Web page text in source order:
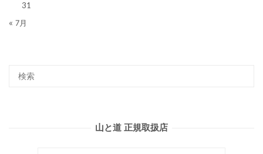
31
« 7月
山と道 正規取扱店